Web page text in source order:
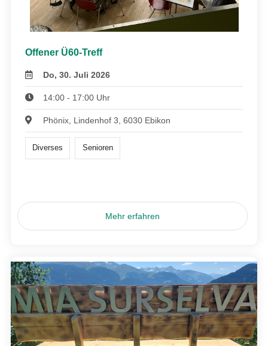
Offener Ü60-Treff
Do, 30. Juli 2026
14:00 - 17:00 Uhr
Phönix, Lindenhof 3, 6030 Ebikon
Diverses Senioren
Mehr erfahren